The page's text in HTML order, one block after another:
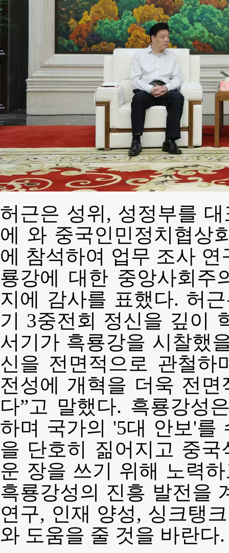
허근은 성위, 성정부를
에 와 중국인민정치협상
에 참석하여 업무 조사
룡강에 대한 중앙사회주
지에 감사를 표했다. 허
기 3중전회 정신을 깊이
서기가 흑룡강을 시찰했
신을 전면적으로 관철하
전성에 개혁을 더욱 전
다”고 말했다. 흑룡강성
하며 국가의 '5대 안보'를
을 단호히 짊어지고 중
운 장을 쓰기 위해 노력
흑룡강성의 진흥 발전을
연구, 인재 양성, 싱크탱
와 도움을 줄 것을 바란다.